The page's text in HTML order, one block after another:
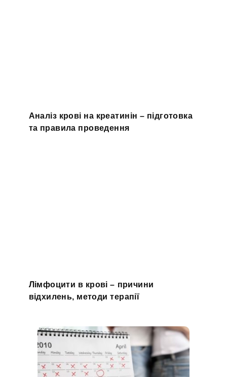
Аналіз крові на креатинін – підготовка
та правила проведення
Лімфоцити в крові – причини
відхилень, методи терапії